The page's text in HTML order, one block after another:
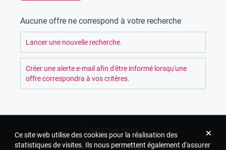
Ce site web utilise des cookies pour la réalisation des
statistiques de visites. Ils nous permettent également d'assurer
Aucune offre ne correspond à votre recherche
Lancer une nouvelle recherche.
Créer une alerte e-mail afin d'être informé lorsqu'une
offre correspondra à vos critères.
Contactez-nous :
rh-recrutement@rennesmetropole.fr